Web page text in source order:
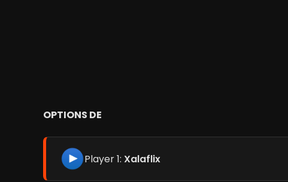
OPTIONS DE
Player 1: Xalaflix